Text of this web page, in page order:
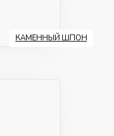
КАМЕННЫЙ ШПОН